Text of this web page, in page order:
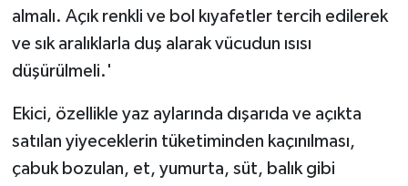
almalı. Açık renkli ve bol kıyafetler tercih edilerek
ve sık aralıklarla duş alarak vücudun ısısı
düşürülmeli.'
Ekici, özellikle yaz aylarında dışarıda ve açıkta
satılan yiyeceklerin tüketiminden kaçınılması,
çabuk bozulan, et, yumurta, süt, balık gibi